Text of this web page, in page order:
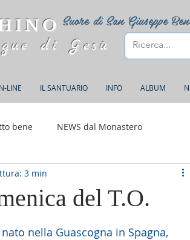
Suore di San Giuseppe
di Gesù
LINE IL SANTUARIO INFO ALBUM
bene NEWS dal Monastero
del T.O.
3 min
nella Guascogna in Spagna,